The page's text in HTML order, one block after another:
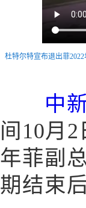
杜特尔特宣布退出菲
中
间10月
年菲副
期结束